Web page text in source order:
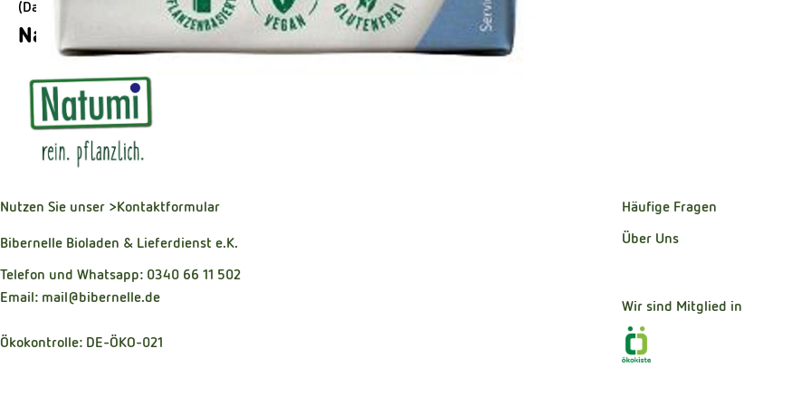
(Daten von Ecoinform)
Natumi
Nutzen Sie unser >Kontaktformular
Bibernelle Bioladen & Lieferdienst e.K.
Telefon und Whatsapp: 0340 66 11 502
Email: mail@bibernelle.de
Ökokontrolle: DE-ÖKO-021
Häufige Fragen
Über Uns
Wir sind Mitglied in